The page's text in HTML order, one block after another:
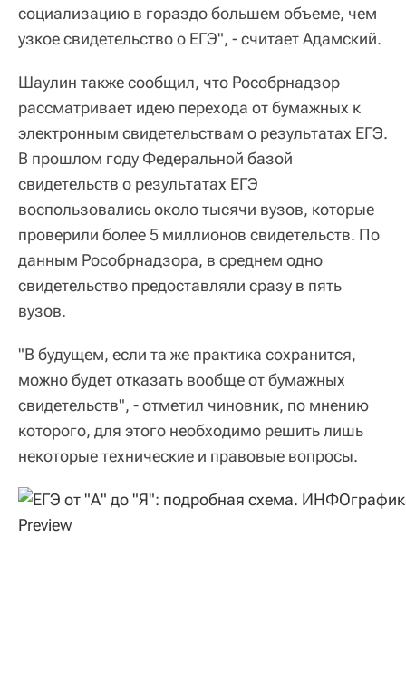
социализацию в гораздо большем объеме, чем
узкое свидетельство о ЕГЭ", - считает Адамский.
Шаулин также сообщил, что Рособрнадзор
рассматривает идею перехода от бумажных к
электронным свидетельствам о результатах ЕГЭ.
В прошлом году Федеральной базой
свидетельств о результатах ЕГЭ
воспользовались около тысячи вузов, которые
проверили более 5 миллионов свидетельств. По
данным Рособрнадзора, в среднем одно
свидетельство предоставляли сразу в пять
вузов.
"В будущем, если та же практика сохранится,
можно будет отказать вообще от бумажных
свидетельств", - отметил чиновник, по мнению
которого, для этого необходимо решить лишь
некоторые технические и правовые вопросы.